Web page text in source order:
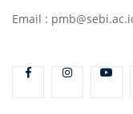
Email :